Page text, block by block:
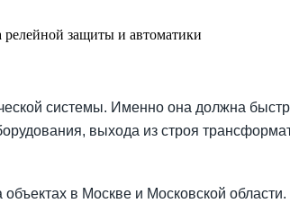
релейной защиты и автоматики
системы. Именно она должна
выхода из строя
в Москве и Московской